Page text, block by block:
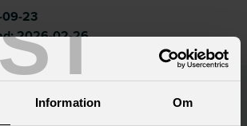
Information Om
23
2026-02-26
samlar 21 svenska